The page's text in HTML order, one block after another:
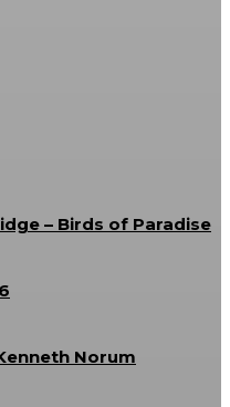
– Birds of Paradise
Norum